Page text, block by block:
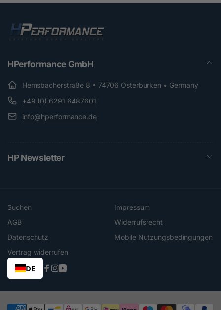
HPerformance GmbH
Hemsbacherstraße 8 • 74706 Osterburken • Germany
+49 (0) 6291 6487601
info@hperformance.de
HP Newsletter
Suchen
Impressum
AGB
Widerrufsrecht
Datenschutz
Mobile Nutzungsbedingungen
Vertrag widerrufen
DE
Facebook
Instagram
YouTube